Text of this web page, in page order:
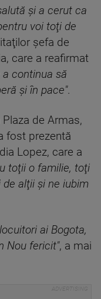
şi a cerut ca
voi toţi de
şefa de
care a reafirmat
a continua să
şi în pace".
de Armas,
fost prezentă
Lopez, care a
toţii o familie, toţi
alţii şi ne iubim
ai Bogota,
Nou fericit", a mai